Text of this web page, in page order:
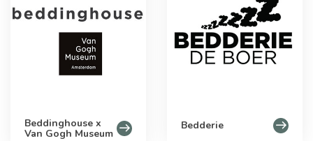
Beddinghouse x
Van Gogh Museum
Bedderie